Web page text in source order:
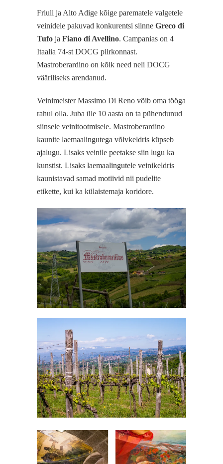
Friuli ja Alto Adige kõige parematele valgetele
veinidele pakuvad konkurentsi siinne Greco di
Tufo ja Fiano di Avellino. Campanias on 4
Itaalia 74-st DOCG piirkonnast.
Mastroberardino on kõik need neli DOCG
vääriliseks arendanud.
Veinimeister Massimo Di Reno võib oma tööga
rahul olla. Juba üle 10 aasta on ta pühendunud
siinsele veinitootmisele. Mastroberardino
kaunite laemaalingutega võlvkeldris küpseb
ajalugu. Lisaks veinile peetakse siin lugu ka
kunstist. Lisaks laemaalingutele veinikeldris
kaunistavad samad motiivid nii pudelite
etikette, kui ka külaistemaja koridore.